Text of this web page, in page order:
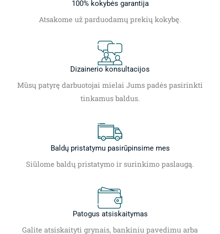
100% kokybės garantija
Atsakome už parduodamų prekių kokybę.
Dizainerio konsultacijos
Mūsų patyrę darbuotojai mielai Jums padės pasirinkti
tinkamus baldus.
Baldų pristatymu pasirūpinsime mes
Siūlome baldų pristatymo ir surinkimo paslaugą.
Patogus atsiskaitymas
Galite atsiskaityti grynais, bankiniu pavedimu arba